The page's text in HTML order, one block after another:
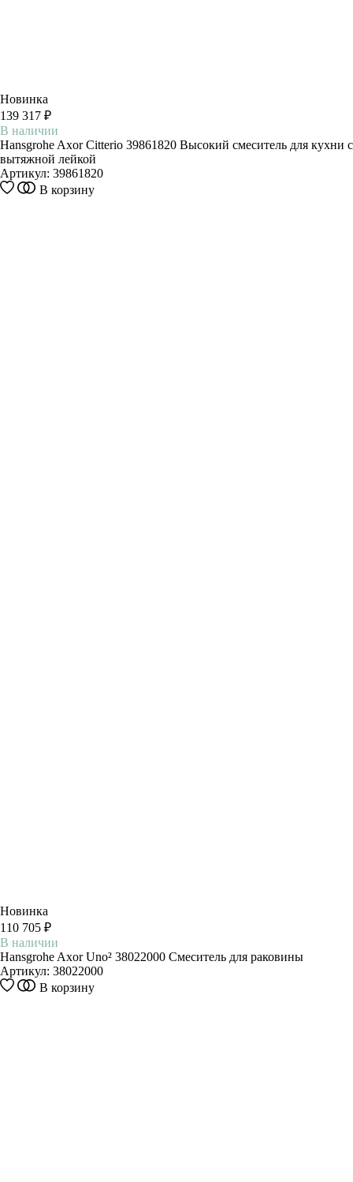
Новинка
139 317 ₽
В наличии
Hansgrohe Axor Citterio 39861820 Высокий смеситель для кухни с
вытяжной лейкой
Артикул: 39861820
В корзину
Новинка
110 705 ₽
В наличии
Hansgrohe Axor Uno² 38022000 Смеситель для раковины
Артикул: 38022000
В корзину